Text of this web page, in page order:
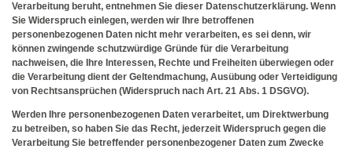
Verarbeitung beruht, entnehmen Sie dieser Datenschutzerklärung. Wenn
Sie Widerspruch einlegen, werden wir Ihre betroffenen
personenbezogenen Daten nicht mehr verarbeiten, es sei denn, wir
können zwingende schutzwürdige Gründe für die Verarbeitung
nachweisen, die Ihre Interessen, Rechte und Freiheiten überwiegen oder
die Verarbeitung dient der Geltendmachung, Ausübung oder Verteidigung
von Rechtsansprüchen (Widerspruch nach Art. 21 Abs. 1 DSGVO).
Werden Ihre personenbezogenen Daten verarbeitet, um Direktwerbung
zu betreiben, so haben Sie das Recht, jederzeit Widerspruch gegen die
Verarbeitung Sie betreffender personenbezogener Daten zum Zwecke